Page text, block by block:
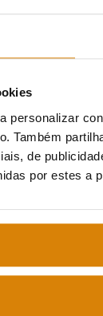
personalizar
Também
de
por estes a